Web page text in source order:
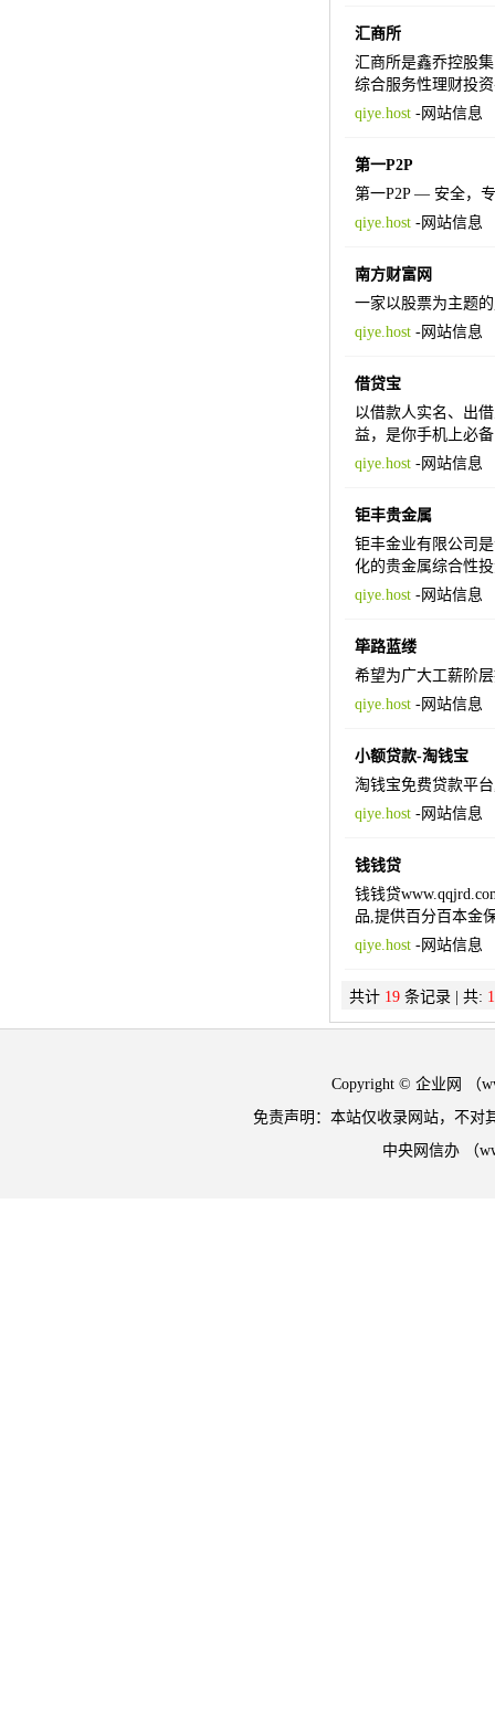
汇商所
汇商所是鑫乔控股
综合服务性理财投
qiye.host-网站信息
第一P2P
第一P2P — 安全，
qiye.host-网站信息
南方财富网
一家以股票为主题
qiye.host-网站信息
借贷宝
以借款人实名、出
益，是你手机上必
qiye.host-网站信息
钜丰贵金属
钜丰金业有限公司
化的贵金属综合性
qiye.host-网站信息
筚路蓝缕
希望为广大工薪阶
qiye.host-网站信息
小额贷款-淘钱宝
淘钱宝免费贷款平
qiye.host-网站信息
钱钱贷
钱钱贷
品,提供百分百本金
qiye.host-网站信息
共计 19条记录 | 共: 1
Copyright © 企业网 （
免责声明：本站仅收录网站，不对
中央网信办 （